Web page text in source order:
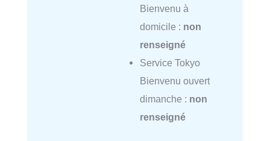
Bienvenu à
domicile : non
renseigné
Service Tokyo
Bienvenu ouvert
dimanche : non
renseigné